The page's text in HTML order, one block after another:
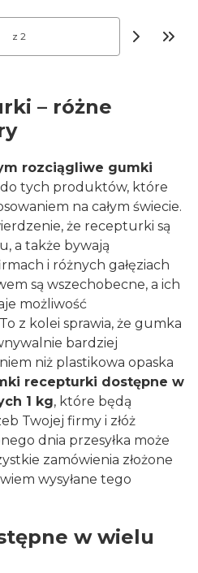
z 2
– różne
rozciągliwe gumki
do tych produktów, które
na całym świecie.
że recepturki są
a także bywają
i różnych gałęziach
są wszechobecne, a ich
możliwość
z kolei sprawia, że gumka
bardziej
niż plastikowa opaska
recepturki dostępne w
1 kg, które będą
Twojej firmy i złóż
dnia przesyłka może
zamówienia złożone
wysyłane tego
w wielu